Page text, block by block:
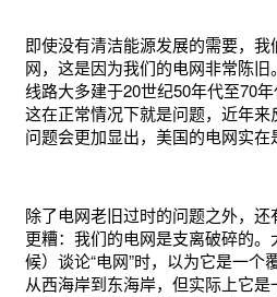
即使没有清洁能源发展的需要，
网，这是因为我们的电网非常陈
线路大多建于20世纪50年代至70年
这在正常情况下就是问题，近年
问题会更加显出，美国的电网实在
除了电网老旧过时的问题之外，
更糟：我们的电网是支离破碎的
候）谈论“电网”时，以为它是一个
从西海岸到东海岸，但实际上它是